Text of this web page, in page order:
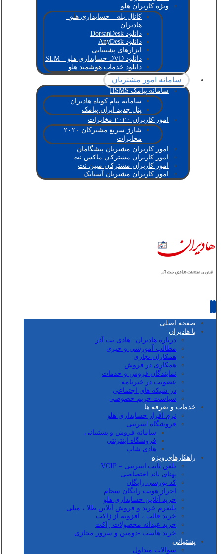
ویژه کاربران هلو
کانال بله _ حسابداری هلو_
هادیران
دانلود DorsanDesk
دانلود AnyDesk
ابزارهای پشتیبانی
دانلود DVD حسابداری هلو – SLM
دانلود خدمات هوشمند هلو
سامانه امور مشتریان
سامانه پیامک HSMS
سامانه پیام کوتاه هادیران
پنل جدید ایران پیامک
امور کاربران ۲۰۲۰ مخابرات
شارژ سریع مشترکان ۲۰۲۰
مخابرات
امور کاربران مشتریان پیشگامان
امور کاربران مشترکان ماکس نت
امور کاربران مشترکان مبین نت
امور کاربران مشتریان آسیاتک
صفحه اصلی
با هادیران
درباره هادیران | هادی نت آذر
مطالب آموزشی و خبری
همکاران تجاری
همکاری در فروش
نمایندگان فروش و خدمات
عضویت در خبرنامه
در شبکه های اجتماعی
سیاست حریم خصوصی
خدمات و تعرفه ها
نرم افزار حسابداری هلو
فروشگاه اینترنتی
سامانه فروش و پشتیبانی
فروشگاه اینترنتی
هادی شاپ
راهکارهای ویژه
تلفن ثابت اینترنتی – VOIP
پهنای باند اختصاصی
کد بورسی رایگان
احراز هویت رایگان سجام
خرید آنلاین حسابداری هلو
پلتفرم خرید و فروش آنلاین طلا ، میلی
خرید قالب ، افزونه از ژاکت
خرید عیدانه محصولات ژاکت
خرید هاست -دومین و سرور مجازی
پشتیبانی
سوالات متداول